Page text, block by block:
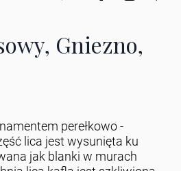
Gniezno,
perełkowo -
lica jest wysunięta ku
jak blanki w murach